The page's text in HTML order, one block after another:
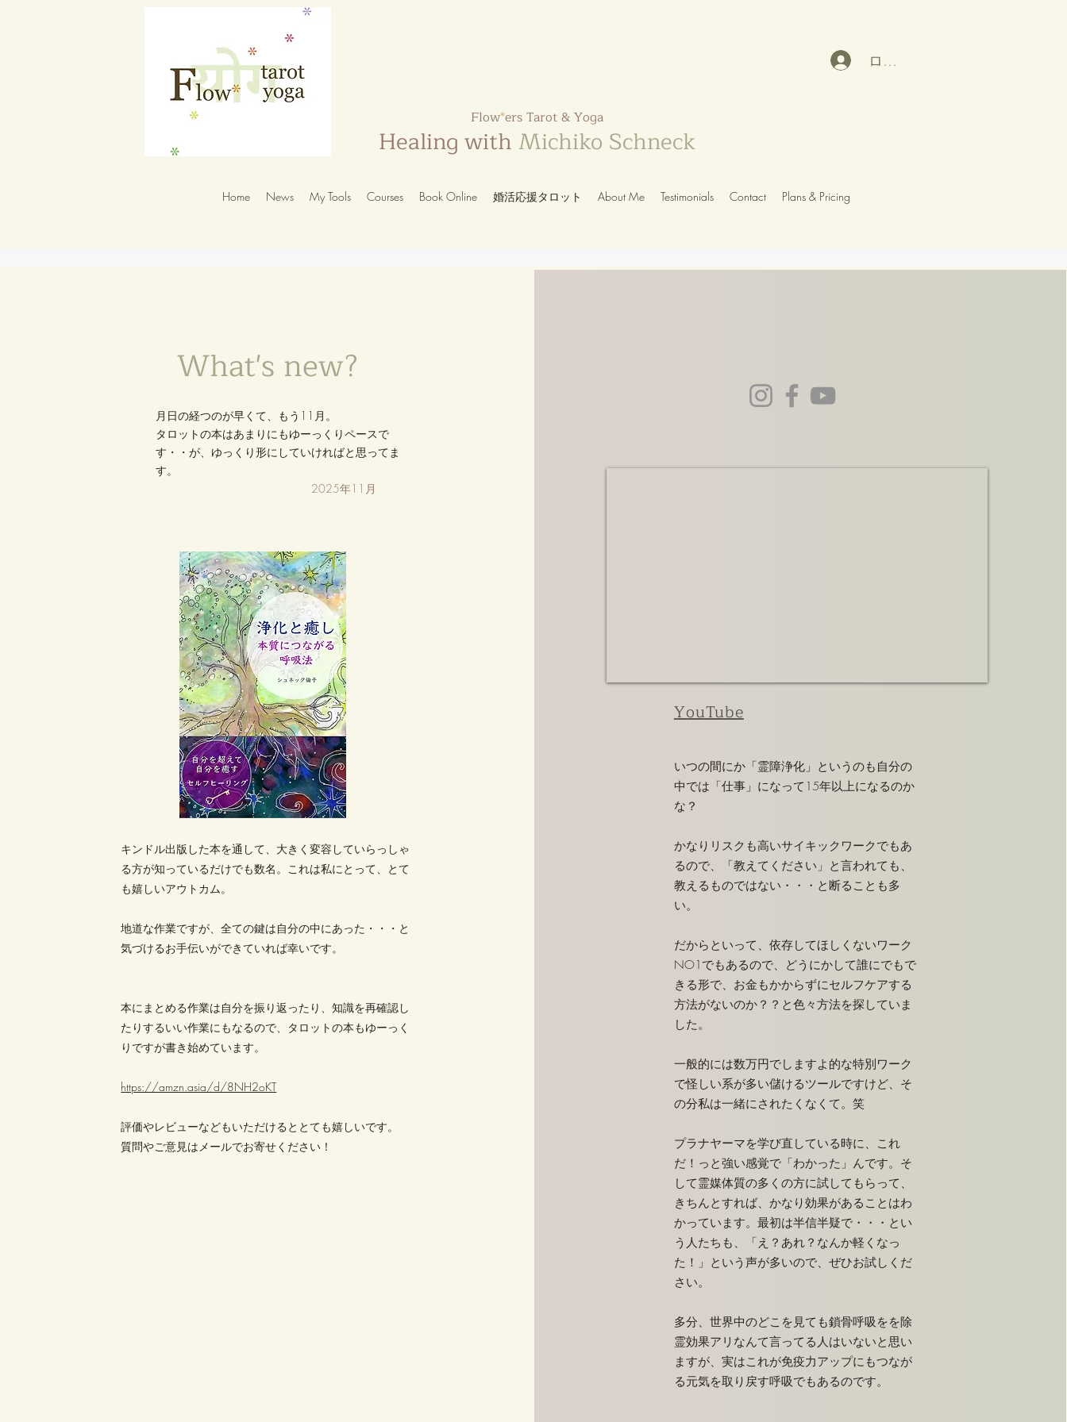
Flow*ers Tarot & Yoga
Healing with Michiko Schneck
ログイン
Home News My Tools Courses Book Online 婚活応援タロット About Me Testimonials Contact Plans & Pricing
What's new?
月日の経つのが早くて、もう11月。
​タロットの本はあまりにもゆーっくりペースで
す・・が、ゆっくり形にしていければと思ってま
す。
2025年11月
キンドル出版した本を通して、大きく変容していらっしゃ
る方が知っているだけでも数名。これは私にとって、とて
も嬉しいアウトカム。
地道な作業ですが、全ての鍵は自分の中にあった・・・と
気づけるお手伝いができていれば幸いです。
本にまとめる作業は自分を振り返ったり、知識を再確認し
たりするいい作業にもなるので、タロットの本もゆーっく
りですが書き始めています。
https://amzn.asia/d/8NH2oKT
評価やレビューなどもいただけるととても嬉しいです。
質問やご意見はメールでお寄せください！
​YouTube​
​いつの間にか「霊障浄化」というのも自分の
中では「仕事」になって15年以上になるのか
な？
かなりリスクも高いサイキックワークでもあ
るので、「教えてください」と言われても、
教えるものではない・・・と断ることも多
い。
だからといって、依存してほしくないワーク
NO1でもあるので、どうにかして誰にでもで
きる形で、お金もかからずにセルフケアする
方法がないのか？？と色々方法を探していま
した。
一般的には数万円でしますよ的な特別ワーク
で怪しい系が多い儲けるツールですけど、そ
の分私は一緒にされたくなくて。笑
プラナヤーマを学び直している時に、これ
だ！っと強い感覚で「わかった」んです。そ
して霊媒体質の多くの方に試してもらって、
きちんとすれば、かなり効果があることはわ
かっています。最初は半信半疑で・・・とい
う人たちも、「え？あれ？なんか軽くなっ
た！」という声が多いので、ぜひお試しくだ
さい。
​多分、世界中のどこを見ても鎖骨呼吸をを除
霊効果アリなんて言ってる人はいないと思い
ますが、実はこれが免疫力アップにもつなが
る元気を取り戻す呼吸でもあるのです。